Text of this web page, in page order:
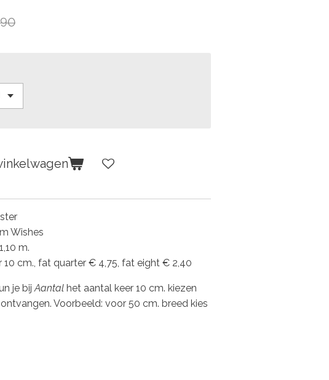
Wishes
m.
10 cm., fat quarter € 4,75, fat eight € 2,40
je bijAantal het aantal keer 10 cm. kiezen
Voorbeeld: voor 50 cm. breed kies